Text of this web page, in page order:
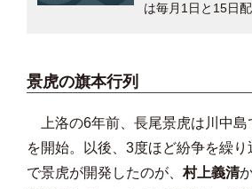
は毎月1日と15日配
景虎の旗本行列
上洛の6年前、長尾景虎は川中島
を開始。以後、3度ほど紛争を繰り
で景虎が開発したのが、村上義清